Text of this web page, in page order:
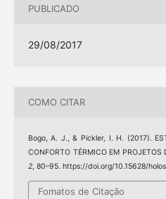
PUBLICADO
29/08/2017
COMO CITAR
Bogo, A. J., & Pickler, I. H. (2017).
CONFORTO TÉRMICO EM
2, 80–95. https://doi.org/10.15628/
Fomatos de Citação